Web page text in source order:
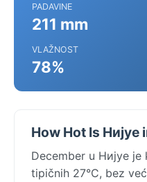
PADAVINE
211 mm
VLAŽNOST
78%
How Hot Is
December u Нијуе
tipičnih 27°C, bez